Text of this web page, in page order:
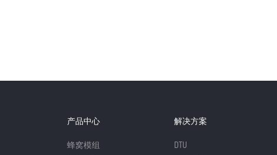
产品中心
蜂窝模组
解决方案
DTU